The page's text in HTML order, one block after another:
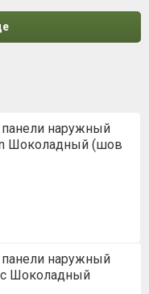
наружный
Шоколадный (шов
наружный
Шоколадный